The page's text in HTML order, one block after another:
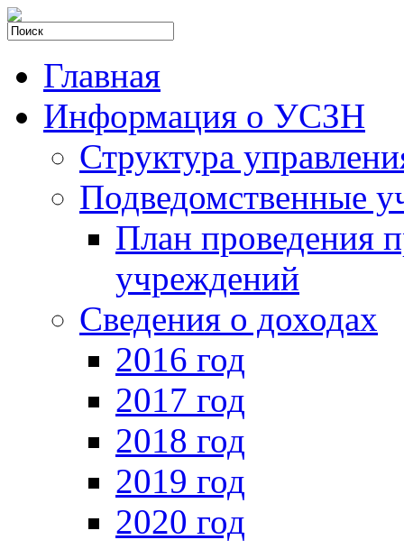
Главная
Информация о УСЗН
Структура
Подведомственные
План проведения
учреждений
Сведения о доходах
2016 год
2017 год
2018 год
2019 год
2020 год